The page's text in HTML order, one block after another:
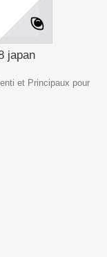
japan
et Principaux pour